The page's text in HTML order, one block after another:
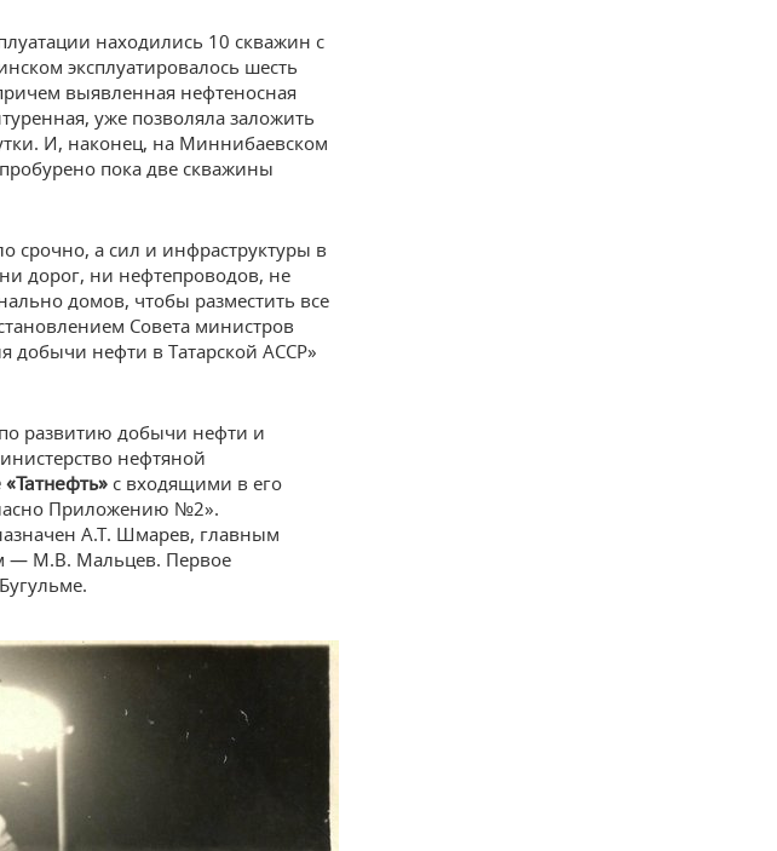
находились 10 скважин с
эксплуатировалось шесть
выявленная нефтеносная
уже позволяла заложить
И, наконец, на Миннибаевском
пока две скважины
срочно, а сил и инфраструктуры в
дорог, ни нефтепроводов, не
домов, чтобы разместить все
Совета министров
добычи нефти в Татарской АССР»
развитию добычи нефти и
нефтяной
с входящими в его
Приложению №2».
А.Т. Шмарев, главным
— М.В. Мальцев. Первое